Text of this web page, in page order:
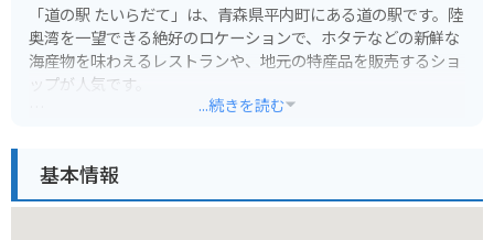
「道の駅 たいらだて」は、青森県平内町にある道の駅です。陸
奥湾を一望できる絶好のロケーションで、ホタテなどの新鮮な
海産物を味わえるレストランや、地元の特産品を販売するショ
ップが人気です。
は、穏やかな陸奥湾と、その向こうに広がる下北半島を一望で
きます。周辺には、夏泊半島や椿山など、風光明媚なツーリン
...続きを読む
基本情報